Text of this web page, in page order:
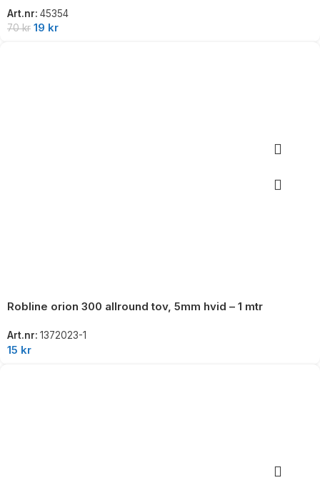
Art.nr: 45354
70kr 19 kr
Robline orion 300 allround tov, 5mm hvid – 1 mtr
Art.nr: 1372023-1
15 kr